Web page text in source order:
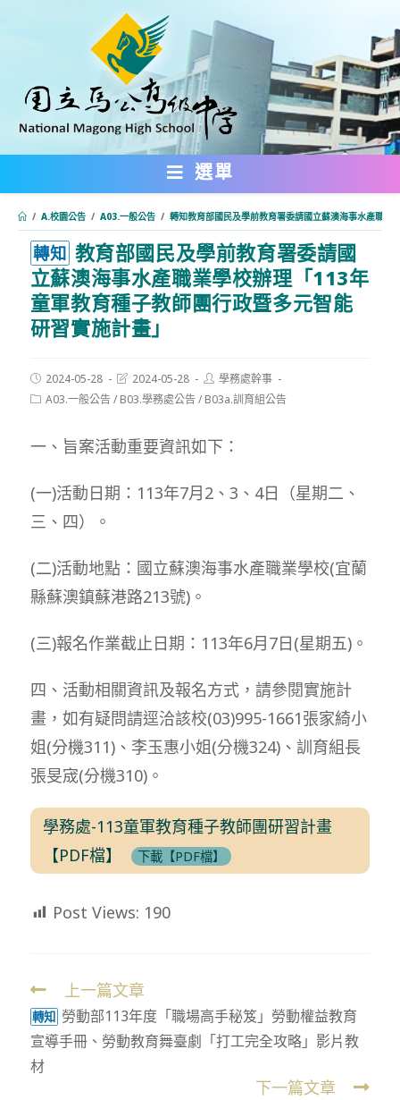
內
選單
/ A.校園公告 / A03.一般公告 / 轉知教育部國民及學前教育署委請國立蘇澳海事水產職
轉知 教育部國民及學前教育署委請國
立蘇澳海事水產職業學校辦理「113年
童軍教育種子教師團行政暨多元智能
研習實施計畫」
Post
published:
2024-05-28
Post
modified:
2024-05-28
Post
author:
學務處幹事
PostA03.一般公告/ B03.學務處公告/ B03a.訓育組公告
一、旨案活動重要資訊如下：
(一)活動日期：113年7月2、3、4日（星期二、
三、四）。
(二)活動地點：國立蘇澳海事水產職業學校(宜蘭
縣蘇澳鎮蘇港路213號)。
(三)報名作業截止日期：113年6月7日(星期五)。
四、活動相關資訊及報名方式，請參閱實施計
畫，如有疑問請逕洽該校(03)995-1661張家綺小
姐(分機311)、李玉惠小姐(分機324)、訓育組長
張旻宬(分機310)。
學務處-113童軍教育種子教師團研習計畫
【PDF檔】
下載【PDF檔】
Post Views: 190
Read
more
articles
上一篇文章
轉知 勞動部113年度「職場高手秘笈」勞動權益教育
宣導手冊、勞動教育舞臺劇「打工完全攻略」影片教
材
下一篇文章